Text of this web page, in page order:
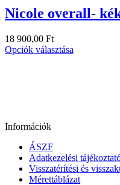
Nicole overall-
18 900,00 Ft
Opciók választása
Információk
ÁSZF
Adatkezelési
Visszatérítési és
Mérettáblázat